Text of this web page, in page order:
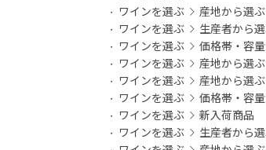
ワインを選ぶ
産地から選ぶ
ワインを選ぶ
生産者から
ワインを選ぶ
価格帯・容
ワインを選ぶ
産地から選ぶ
ワインを選ぶ
産地から選ぶ
ワインを選ぶ
価格帯・容
ワインを選ぶ
新入荷商品
ワインを選ぶ
生産者から